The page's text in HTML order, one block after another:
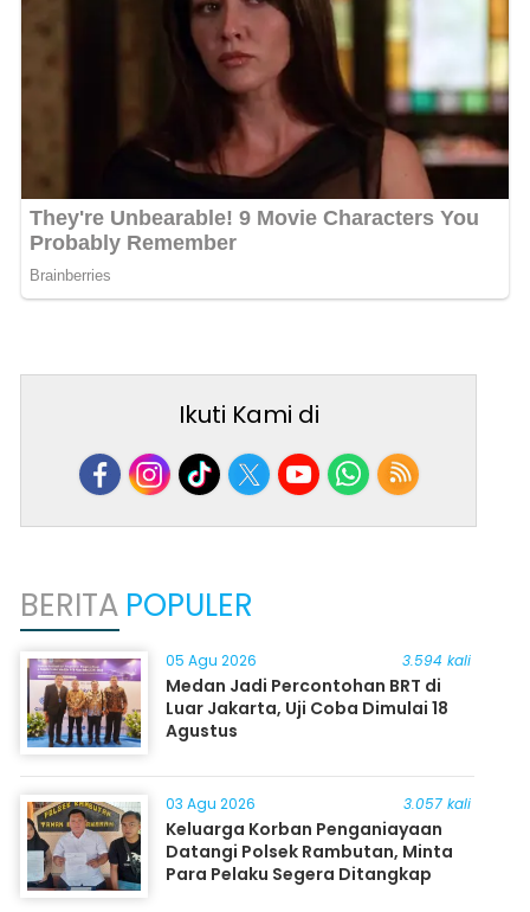
Ikuti Kami di
BERITA POPULER
05 Agu 2026 3.594 kali
Medan Jadi Percontohan BRT di
Luar Jakarta, Uji Coba Dimulai 18
Agustus
03 Agu 2026 3.057 kali
Keluarga Korban Penganiayaan
Datangi Polsek Rambutan, Minta
Para Pelaku Segera Ditangkap